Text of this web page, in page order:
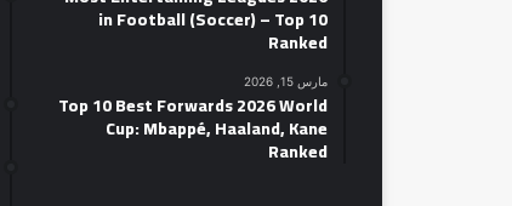
in Football (Soccer) – Top 10
Ranked
مارس 15, 2026
Top 10 Best Forwards 2026 World
Cup: Mbappé, Haaland, Kane
Ranked